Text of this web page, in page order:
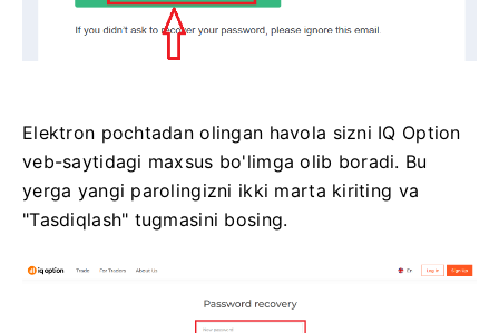
Elektron pochtadan olingan havola sizni IQ Option
veb-saytidagi maxsus bo'limga olib boradi. Bu
yerga yangi parolingizni ikki marta kiriting va
"Tasdiqlash" tugmasini bosing.